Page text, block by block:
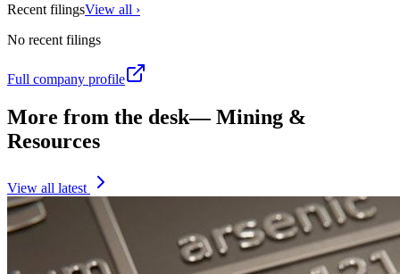
Recent filingsView all ›
No recent filings
Full company profile
More from the desk—Mining &
Resources
View all latest